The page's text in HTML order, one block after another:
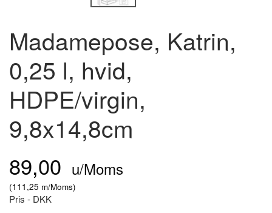
Madamepose, Katrin,
0,25 l, hvid,
HDPE/virgin,
9,8x14,8cm
89,00 u/Moms
(111,25 m/Moms)
Pris - DKK